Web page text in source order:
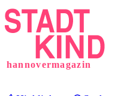
Direkt
zum
hannovermagazin